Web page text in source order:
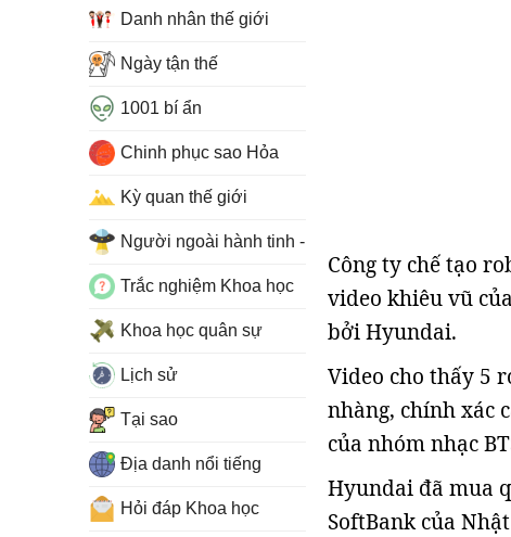
Công ty chế tạo
video khiêu vũ
bởi Hyundai.
Video cho thấy 5
nhàng, chính xác
của nhóm nhạc
Hyundai đã mua
SoftBank của
Danh nhân thế giới
Ngày tận thế
1001 bí ẩn
Chinh phục sao Hỏa
Kỳ quan thế giới
Người ngoài hành tinh - UFO
Trắc nghiệm Khoa học
Khoa học quân sự
Lịch sử
Tại sao
Địa danh nổi tiếng
Hỏi đáp Khoa học